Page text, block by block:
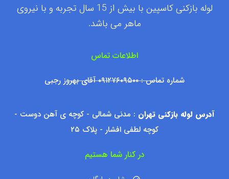
لوله بازکنی کاسپین با بیش از 15 سال تجربه و با نیروی
ماهر می باشد.
اطلاعات تماس
شماره تماس : ۰۹۱۲۷۶۰۹۵۰۰ آقای بهروز رجبی
آدرس لوله بازکنی تهران : مدنی شمالی - کوچه ی آهن دوست -
کوچه لطفی افشار - پلاک ۲۵
در کنار شما هستیم